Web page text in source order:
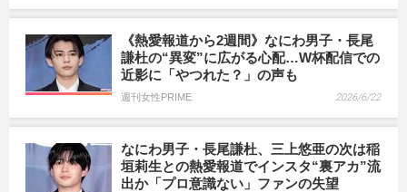
《熱愛報道から2週間》なにわ男子・長尾
謙杜の“異変”に広がる心配…W杯配信での
近影に「やつれた？」の声も
週刊女性PRIME 2026/6/22
なにわ男子・長尾謙杜、三上悠亜の次は稲
垣莉生との熱愛報道でインスタ“裏アカ”流
出か「プロ意識ない」ファンの失望